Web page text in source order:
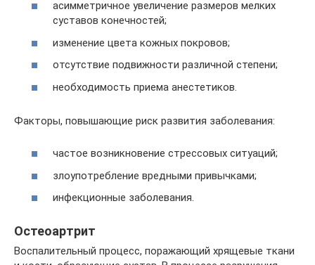
асимметричное увеличение размеров мелких
суставов конечностей;
изменение цвета кожных покровов;
отсутствие подвижности различной степени;
необходимость приема анестетиков.
Факторы, повышающие риск развития заболевания:
частое возникновение стрессовых ситуаций;
злоупотребление вредными привычками;
инфекционные заболевания.
Остеоартрит
Воспалительный процесс, поражающий хрящевые ткани